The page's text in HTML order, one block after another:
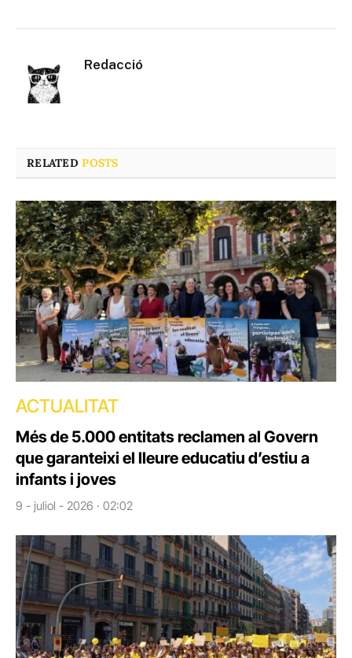
Redacció
RELATEDPOSTS
ACTUALITAT
Més de 5.000 entitats reclamen al Govern
que garanteixi el lleure educatiu d’estiu a
infants i joves
9 - juliol - 2026 · 02:02